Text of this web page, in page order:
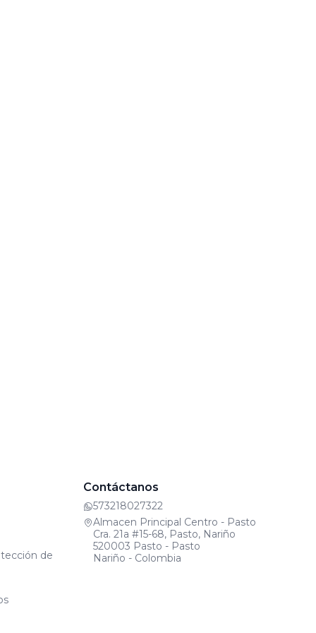
de
Contáctanos
573218027322
Almacen Principal Centro - Pasto
Cra. 21a #15-68, Pasto, Nariño
520003 Pasto - Pasto
Nariño - Colombia